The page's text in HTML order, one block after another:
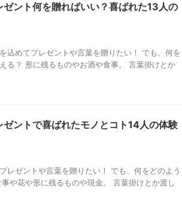
ント何を贈ればいい？喜ばれた13人の
込めてプレゼントや言葉を贈りたい！ でも、何を
る？ 形に残るものやお酒や食事。 言葉掛けとか
ントで喜ばれたモノとコト14人の体験
レゼントや言葉を贈りたい！ でも、何をどのよう
や花や形に残るものや現金。 言葉掛けとか渡し